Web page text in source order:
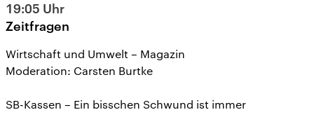
19:05 Uhr
Zeitfragen
Wirtschaft und Umwelt – Magazin
Moderation: Carsten Burtke
SB-Kassen – Ein bisschen Schwund ist immer